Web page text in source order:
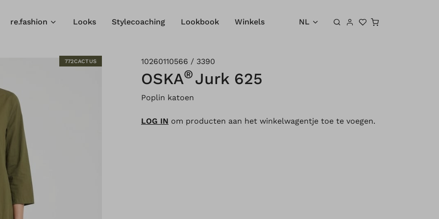
Winkelwagen
re.fashion Looks Stylecoaching Lookbook Winkels NL
772CACTUS 10260110566 / 3390
OSKA® Jurk 625
Poplin katoen
LOG IN om producten aan het winkelwagentje toe te voegen.